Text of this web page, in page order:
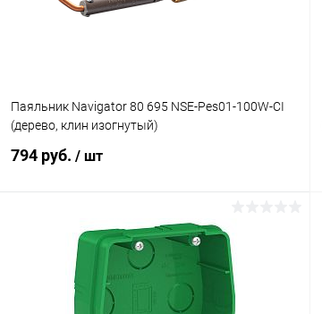
Паяльник Navigator 80 695 NSE-Pes01-100W-СI
(дерево, клин изогнутый)
794 руб. / шт
В корзину
Купить в 1 клик Сравнение
В наличии